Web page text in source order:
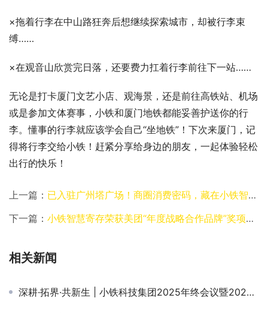
×拖着行李在中山路狂奔后想继续探索城市，却被行李束
缚……
×在观音山欣赏完日落，还要费力扛着行李前往下一站……
无论是打卡厦门文艺小店、观海景，还是前往高铁站、机场
或是参加文体赛事，小铁和厦门地铁都能妥善护送你的行
李。懂事的行李就应该学会自己“坐地铁”！下次来厦门，记
得将行李交给小铁！赶紧分享给身边的朋友，一起体验轻松
出行的快乐！
上一篇： 已入驻广州塔广场！商圈消费密码，藏在小铁智能寄存柜里！
下一篇： 小铁智慧寄存荣获美团“年度战略合作品牌”奖项，促进服务行业创新融合发展！
相关新闻
深耕·拓界·共新生 | 小铁科技集团2025年终会议暨2026年度大会圆满落幕